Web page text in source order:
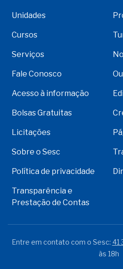
Unidades
Cursos
Serviços
Fale Conosco
Acesso à informação
Bolsas Gratuitas
Licitações
Sobre o Sesc
Política de privacidade
Transparência e
Prestação de Contas
Entre em contato com o Sesc: 41
às 18h